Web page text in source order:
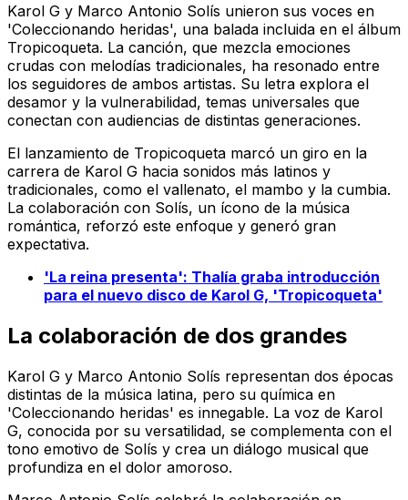
Karol G y Marco Antonio Solís unieron sus voces en
'Coleccionando heridas', una balada incluida en el álbum
Tropicoqueta. La canción, que mezcla emociones
crudas con melodías tradicionales, ha resonado entre
los seguidores de ambos artistas. Su letra explora el
desamor y la vulnerabilidad, temas universales que
conectan con audiencias de distintas generaciones.
El lanzamiento de Tropicoqueta marcó un giro en la
carrera de Karol G hacia sonidos más latinos y
tradicionales, como el vallenato, el mambo y la cumbia.
La colaboración con Solís, un ícono de la música
romántica, reforzó este enfoque y generó gran
expectativa.
'La reina presenta': Thalía graba introducción
para el nuevo disco de Karol G, 'Tropicoqueta'
La colaboración de dos grandes
Karol G y Marco Antonio Solís representan dos épocas
distintas de la música latina, pero su química en
'Coleccionando heridas' es innegable. La voz de Karol
G, conocida por su versatilidad, se complementa con el
tono emotivo de Solís y crea un diálogo musical que
profundiza en el dolor amoroso.